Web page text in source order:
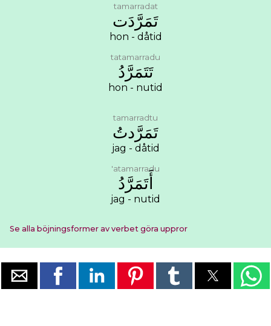
tamarradat
ﺗَﻤَﺮَّﺩَﺕ
hon - dåtid
tatamarradu
ﺗَﺘَﻤَﺮَّﺩُ
hon - nutid
tamarradtu
ﺗَﻤَﺮَّﺩﺕُ
jag - dåtid
'atamarradu
ﺃَﺗَﻤَﺮَّﺩُ
jag - nutid
Se alla böjningsformer av verbet göra uppror